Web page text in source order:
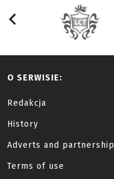
O SERWISIE:
Redakcja
History
Adverts and partnership
Terms of use